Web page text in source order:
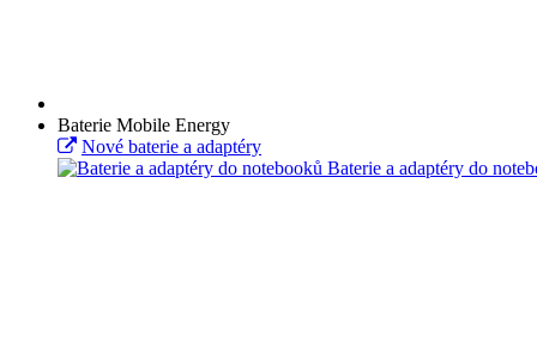
Baterie Mobile Energy
Nové baterie a adaptéry
Baterie a adaptéry do